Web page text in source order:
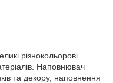
різнокольорові
Наповнювач
та декору, наповнення